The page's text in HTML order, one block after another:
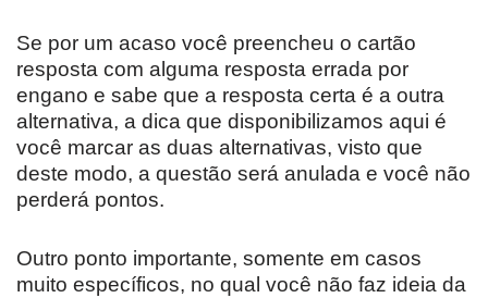
Se por um acaso você preencheu o cartão
resposta com alguma resposta errada por
engano e sabe que a resposta certa é a outra
alternativa, a dica que disponibilizamos aqui é
você marcar as duas alternativas, visto que
deste modo, a questão será anulada e você não
perderá pontos.
Outro ponto importante, somente em casos
muito específicos, no qual você não faz ideia da